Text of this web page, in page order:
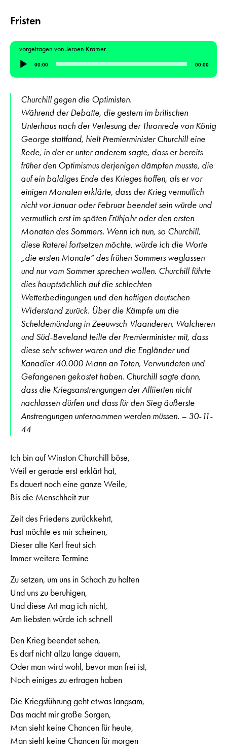
Fristen
vorgetragen vonJeroen Kramer
Audio-
Player
00:00 00:00
Churchill gegen die Optimisten.
Während der Debatte, die gestern im britischen
Unterhaus nach der Verlesung der Thronrede von König
George stattfand, hielt Premierminister Churchill eine
Rede, in der er unter anderem sagte, dass er bereits
früher den Optimismus derjenigen dämpfen musste, die
auf ein baldiges Ende des Krieges hoffen, als er vor
einigen Monaten erklärte, dass der Krieg vermutlich
nicht vor Januar oder Februar beendet sein würde und
vermutlich erst im späten Frühjahr oder den ersten
Monaten des Sommers. Wenn ich nun, so Churchill,
diese Raterei fortsetzen möchte, würde ich die Worte
„die ersten Monate“ des frühen Sommers weglassen
und nur vom Sommer sprechen wollen. Churchill führte
dies hauptsächlich auf die schlechten
Wetterbedingungen und den heftigen deutschen
Widerstand zurück. Über die Kämpfe um die
Scheldemündung in Zeeuwsch-Vlaanderen, Walcheren
und Süd-Beveland teilte der Premierminister mit, dass
diese sehr schwer waren und die Engländer und
Kanadier 40.000 Mann an Toten, Verwundeten und
Gefangenen gekostet haben. Churchill sagte dann,
dass die Kriegsanstrengungen der Alliierten nicht
nachlassen dürfen und dass für den Sieg äußerste
Anstrengungen unternommen werden müssen. – 30-11-
44
Ich bin auf Winston Churchill böse,
Weil er gerade erst erklärt hat,
Es dauert noch eine ganze Weile,
Bis die Menschheit zur
Zeit des Friedens zurückkehrt,
Fast möchte es mir scheinen,
Dieser alte Kerl freut sich
Immer weitere Termine
Zu setzen, um uns in Schach zu halten
Und uns zu beruhigen,
Und diese Art mag ich nicht,
Am liebsten würde ich schnell
Den Krieg beendet sehen,
Es darf nicht allzu lange dauern,
Oder man wird wohl, bevor man frei ist,
Noch einiges zu ertragen haben
Die Kriegsführung geht etwas langsam,
Das macht mir große Sorgen,
Man sieht keine Chancen für heute,
Man sieht keine Chancen für morgen